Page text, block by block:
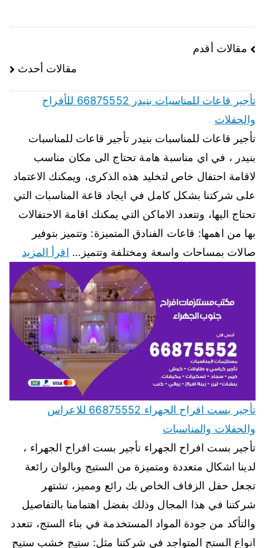
مقالات أقدم
مقالات أحدث
تأجير قاعات للمناسبات بنيدر 66875552 للأفراح
والحفلات
تأجير قاعات للمناسبات بنيدر تأجير قاعات للمناسبات
بنيدر ، في اي مناسبة هامة تحتاج الى مكان مناسب
لاقامة احتفال خاص لتخليد هذه الذكرى، ويمكنك الاعتماد
على شركتنا بشكل كامل في ايجاد قاعة المناسبات التي
تحتاج اليها، وتتعدد الاماكن التي يمكنك اقامة الاحتفالات
بها من اهمها: قاعات الفنادق المتميزة: وتتميز بتوفير
صالات بمساحات واسعة ومختلفة وتتميز… اقرأ المزيد
تأجير بست افراح الجهراء 66875552 للاعراس
والحفلات والمناسبات
تأجير بست افراح الجهراء تأجير بست افراح الجهراء ،
لدينا اشكال متعددة ومتميزة من الستيج وبالوان رائعة
تجعل حفل الزفاف الخاص بك رائع ومميز، تشتهر
شركتنا في هذا المجال وذلك بفضل اهتمامنا بالتفاصيل
والتأكد من جودة المواد المستخدمة في بناء الستج، تتعدد
انواع الستج المتواجد في شركتنا مثل: ستيج خشب ستيج